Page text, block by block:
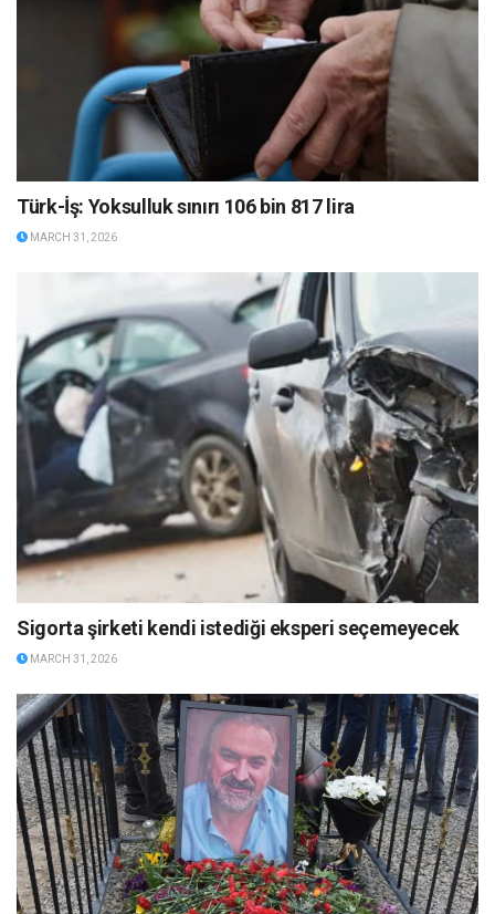
Türk-İş: Yoksulluk sınırı 106 bin 817 lira
MARCH 31, 2026
Sigorta şirketi kendi istediği eksperi seçemeyecek
MARCH 31, 2026